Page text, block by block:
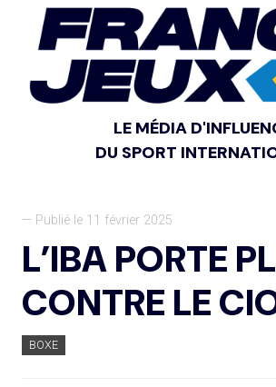
LE MÉDIA
DU SPORT
— Publié le 11 février 2025
L’IBA PORTE
CONTRE LE
BOXE